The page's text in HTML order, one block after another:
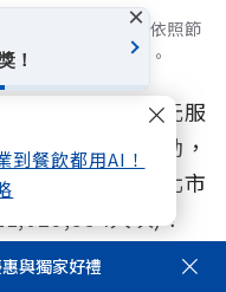
到餐飲都用AI！
的季度主題活動，依照節
與體驗中探索世界。
政人員及20萬元服
酒」等人氣活動，
今年5月間，新北市
人次)！
元托育與育兒支持
與獨家好禮
！
×